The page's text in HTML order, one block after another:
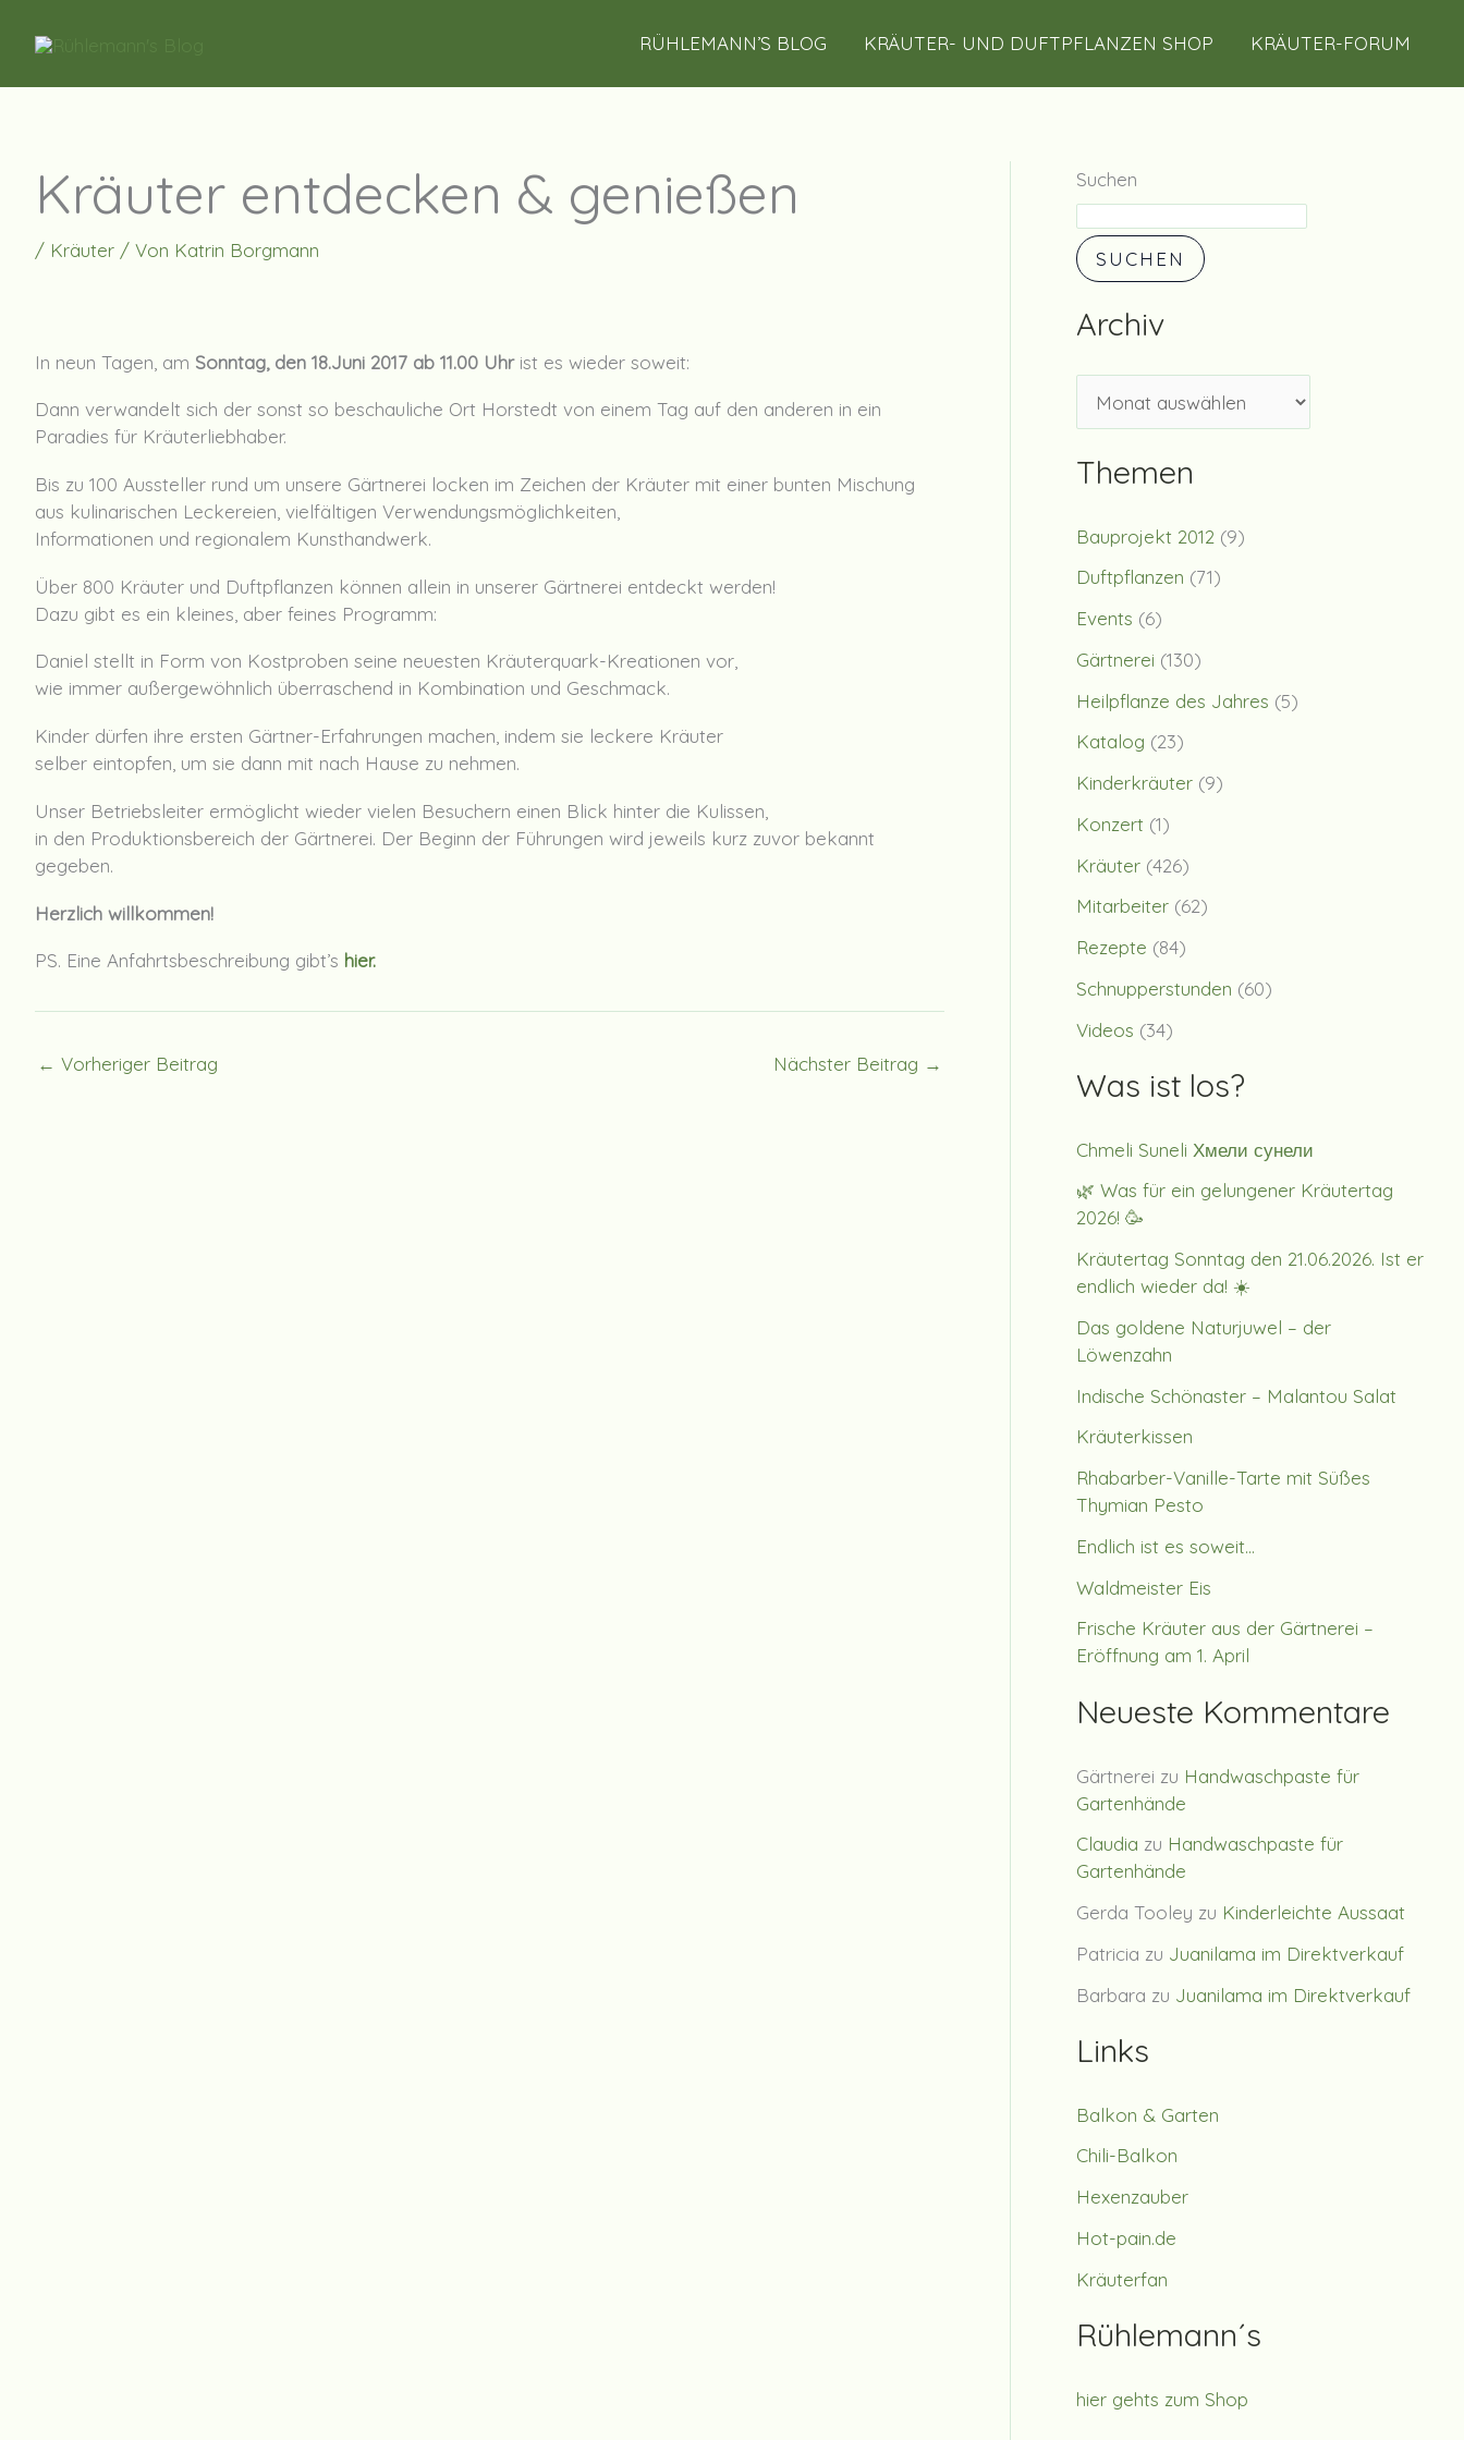
Inhalt
RÜHLEMANN’S BLOG KRÄUTER- UND DUFTPFLANZEN SHOP KRÄUTER-FORUM
Kräuter entdecken & genießen
/ Kräuter / Von Katrin Borgmann
In neun Tagen, am Sonntag, den 18.Juni 2017 ab 11.00 Uhrist es wieder soweit:
Dann verwandelt sich der sonst so beschauliche Ort Horstedt von einem Tag auf den anderen in ein
Paradies für Kräuterliebhaber.
Bis zu 100 Aussteller rund um unsere Gärtnerei locken im Zeichen der Kräuter mit einer bunten Mischung
aus kulinarischen Leckereien, vielfältigen Verwendungsmöglichkeiten,
Informationen und regionalem Kunsthandwerk.
Über 800 Kräuter und Duftpflanzen können allein in unserer Gärtnerei entdeckt werden!
Dazu gibt es ein kleines, aber feines Programm:
Daniel stellt in Form von Kostproben seine neuesten Kräuterquark-Kreationen vor,
wie immer außergewöhnlich überraschend in Kombination und Geschmack.
Kinder dürfen ihre ersten Gärtner-Erfahrungen machen, indem sie leckere Kräuter
selber eintopfen, um sie dann mit nach Hause zu nehmen.
Unser Betriebsleiter ermöglicht wieder vielen Besuchern einen Blick hinter die Kulissen,
in den Produktionsbereich der Gärtnerei. Der Beginn der Führungen wird jeweils kurz zuvor bekannt
gegeben.
Herzlich willkommen!
PS. Eine Anfahrtsbeschreibung gibt’s hier.
← Vorheriger Beitrag Nächster Beitrag →
Suchen
SUCHEN
Archiv
r
c
v
Themen
Bauprojekt 2012 (9)
Duftpflanzen (71)
Events (6)
Gärtnerei (130)
Heilpflanze des Jahres (5)
Katalog (23)
Kinderkräuter (9)
Konzert (1)
Kräuter (426)
Mitarbeiter (62)
Rezepte (84)
Schnupperstunden (60)
Videos (34)
Was ist los?
Chmeli Suneli Хмели сунели
🌿 Was für ein gelungener Kräutertag
2026! 🥳
Kräutertag Sonntag den 21.06.2026. Ist er
endlich wieder da! ☀️
Das goldene Naturjuwel – der
Löwenzahn
Indische Schönaster – Malantou Salat
Kräuterkissen
Rhabarber-Vanille-Tarte mit Süßes
Thymian Pesto
Endlich ist es soweit…
Waldmeister Eis
Frische Kräuter aus der Gärtnerei –
Eröffnung am 1. April
Neueste Kommentare
Gärtnerei zu Handwaschpaste für
Gartenhände
Claudia zu Handwaschpaste für
Gartenhände
Gerda Tooley zu Kinderleichte Aussaat
Patricia zu Juanilama im Direktverkauf
Barbara zu Juanilama im Direktverkauf
Links
Balkon & Garten
Chili-Balkon
Hexenzauber
Hot-pain.de
Kräuterfan
Rühlemann´s
hier gehts zum Shop